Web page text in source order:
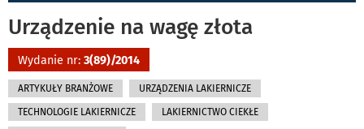
Urządzenie na wagę złota
Wydanie nr: 3(89)/2014
ARTYKUŁY BRANŻOWE URZĄDZENIA LAKIERNICZE
TECHNOLOGIE LAKIERNICZE LAKIERNICTWO CIEKŁE